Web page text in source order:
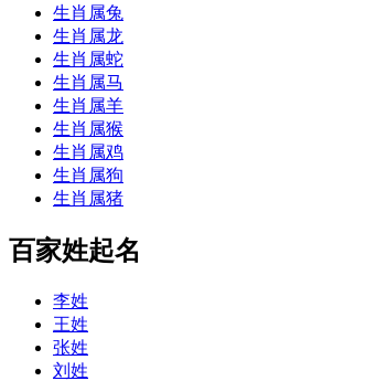
生肖属兔
生肖属龙
生肖属蛇
生肖属马
生肖属羊
生肖属猴
生肖属鸡
生肖属狗
生肖属猪
百家姓起名
李姓
王姓
张姓
刘姓